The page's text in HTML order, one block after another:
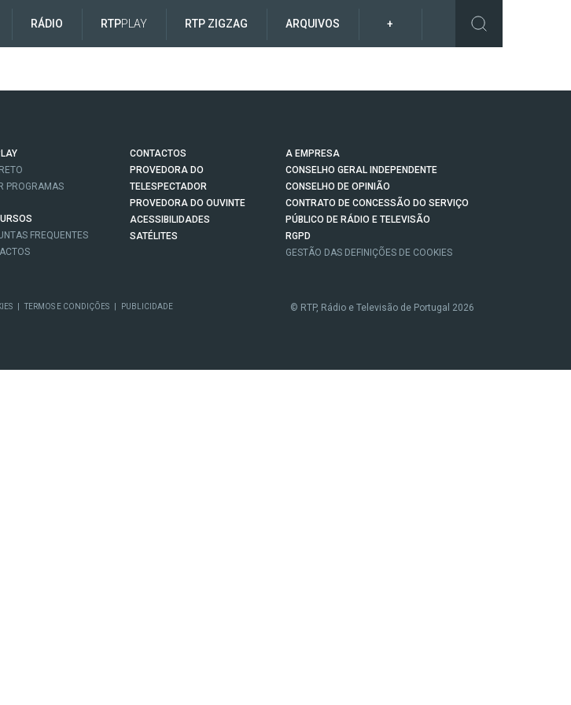
RÁDIO RTPPLAY RTP ZIGZAG ARQUIVOS +
PROGRAMAS
FREQUENTES
CONTACTOS
PROVEDORA DO
TELESPECTADOR
PROVEDORA DO OUVINTE
ACESSIBILIDADES
SATÉLITES
A EMPRESA
CONSELHO GERAL INDEPENDENTE
CONSELHO DE OPINIÃO
CONTRATO DE CONCESSÃO DO SERVIÇO
PÚBLICO DE RÁDIO E TELEVISÃO
RGPD
GESTÃO DAS DEFINIÇÕES DE COOKIES
TERMOS E CONDIÇÕES PUBLICIDADE © RTP, Rádio e Televisão de Portugal 2026